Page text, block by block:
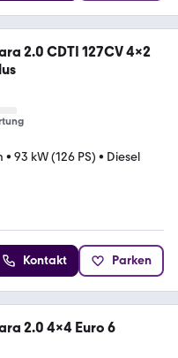
2.0 CDTI 127CV 4x2
• 93 kW (126 PS) • Diesel
Kontakt Parken
Opel Antara 2.0 4×4 Euro 6